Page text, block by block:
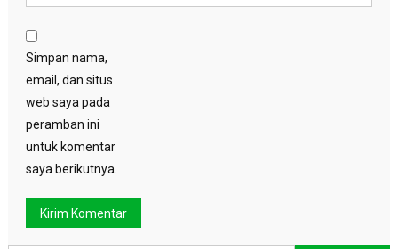
Simpan nama,
email, dan situs
web saya pada
peramban ini
untuk komentar
saya berikutnya.